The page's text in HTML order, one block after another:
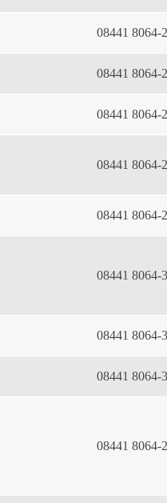
08441 8064-
08441 8064-
08441 8064-
08441 8064-
08441 8064-
08441 8064-
08441 8064-
08441 8064-
08441 8064-